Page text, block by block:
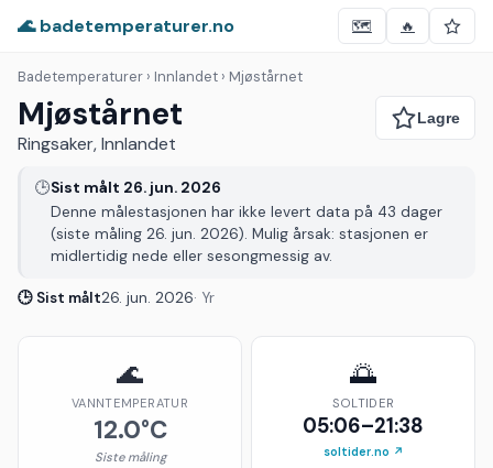
🌊 badetemperaturer.no 🗺️ 🔥
Badetemperaturer › Innlandet › Mjøstårnet
Mjøstårnet
Ringsaker, Innlandet
🕒Sist målt 26. jun. 2026
Denne målestasjonen har ikke levert data på 43 dager
(siste måling 26. jun. 2026). Mulig årsak: stasjonen er
midlertidig nede eller sesongmessig av.
🕒 Sist målt26. jun. 2026· Yr
🌊
VANNTEMPERATUR
12.0°C
Siste måling
🌅
SOLTIDER
05:06–21:38
soltider.no ↗